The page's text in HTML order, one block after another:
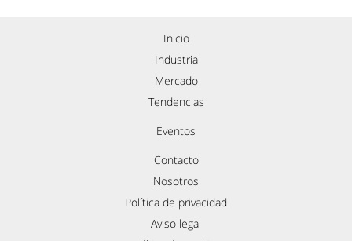
Inicio
Industria
Mercado
Tendencias
Eventos
Contacto
Nosotros
Política de privacidad
Aviso legal